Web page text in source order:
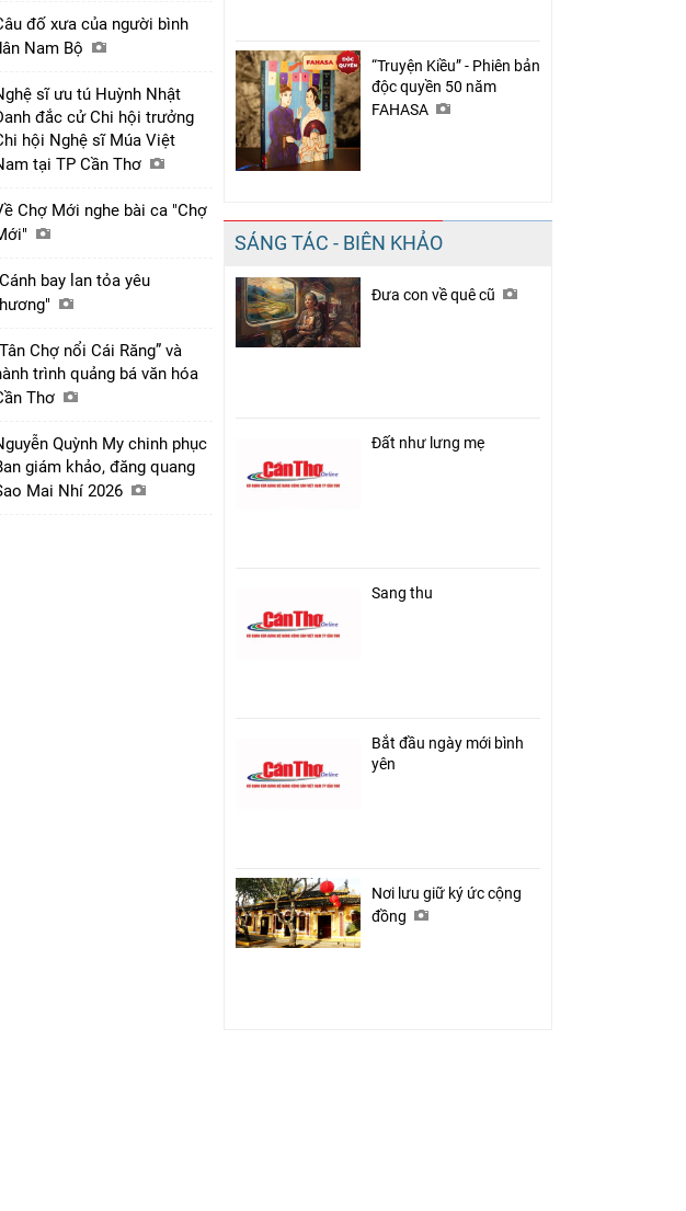
đố xưa của người bình
Nam Bộ
sĩ ưu tú Huỳnh Nhật
đắc cử Chi hội trưởng
hội Nghệ sĩ Múa Việt
tại TP Cần Thơ
Chợ Mới nghe bài ca "Chợ
bay lan tỏa yêu
Chợ nổi Cái Răng” và
trình quảng bá văn hóa
Thơ
Quỳnh My chinh phục
giám khảo, đăng quang
Mai Nhí 2026
“Truyện Kiều” - Phiên bản
độc quyền 50 năm
FAHASA
SÁNG TÁC - BIÊN KHẢO
Đưa con về quê cũ
Đất như lưng mẹ
Sang thu
Bắt đầu ngày mới bình
yên
Nơi lưu giữ ký ức cộng
đồng